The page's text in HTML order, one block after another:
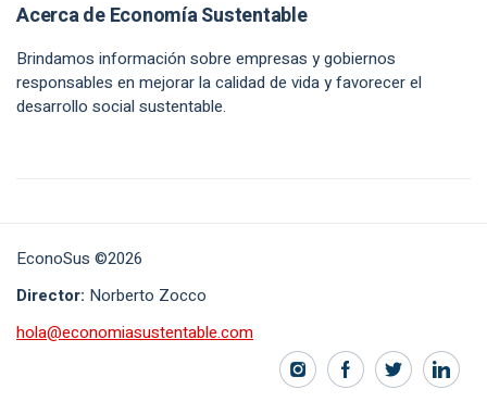
Acerca de Economía Sustentable
Brindamos información sobre empresas y gobiernos
responsables en mejorar la calidad de vida y favorecer el
desarrollo social sustentable.
EconoSus ©2026
Director: Norberto Zocco
hola@economiasustentable.com